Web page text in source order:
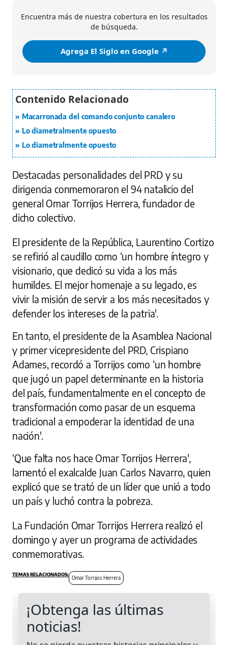
Encuentra más de nuestra cobertura en los resultados
de búsqueda.
Agrega El Siglo en Google ↗️
Macarronada del comando conjunto canalero
Lo diametralmente opuesto
Lo diametralmente opuesto
Destacadas personalidades del PRD y su
dirigencia conmemoraron el 94 natalicio del
general Omar Torrijos Herrera, fundador de
dicho colectivo.
El presidente de la República, Laurentino Cortizo
se refirió al caudillo como ‘un hombre íntegro y
visionario, que dedicó su vida a los más
humildes. El mejor homenaje a su legado, es
vivir la misión de servir a los más necesitados y
defender los intereses de la patria'.
En tanto, el presidente de la Asamblea Nacional
y primer vicepresidente del PRD, Crispiano
Adames, recordó a Torrijos como ‘un hombre
que jugó un papel determinante en la historia
del país, fundamentalmente en el concepto de
transformación como pasar de un esquema
tradicional a empoderar la identidad de una
nación'.
‘Que falta nos hace Omar Torrijos Herrera',
lamentó el exalcalde Juan Carlos Navarro, quien
explicó que se trató de un líder que unió a todo
un país y luchó contra la pobreza.
La Fundación Omar Torrijos Herrera realizó el
domingo y ayer un programa de actividades
conmemorativas.
Omar Torrijos Herrera